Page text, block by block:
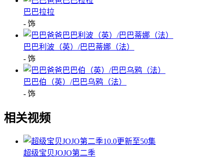
巴巴拉拉
- 饰
巴巴利波（英）/巴巴蒂娜（法）
- 饰
巴巴伯（英）/巴巴乌鸦（法）
- 饰
相关视频
10.0更新至50集
超级宝贝JOJO第二季